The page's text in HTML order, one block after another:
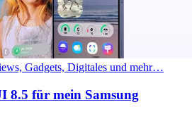
Gadgets, Digitales und mehr…
8.5 für mein Samsung